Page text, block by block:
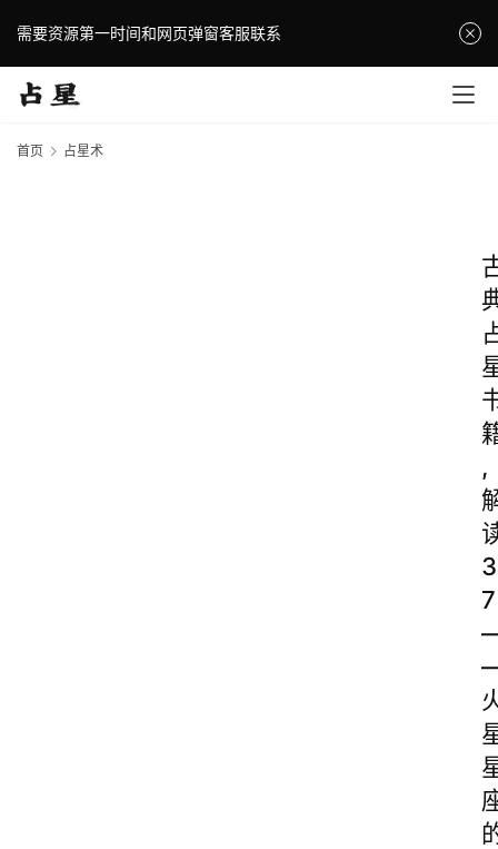
需要资源第一时间和网页弹窗客服联系
首页 占星术
,
3
7